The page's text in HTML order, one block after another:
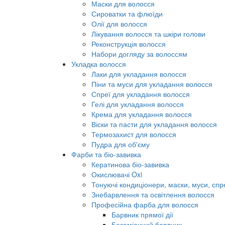
Маски для волосся
Сироватки та флюїди
Олії для волосся
Лікування волосся та шкіри голови
Реконструкція волосся
Набори догляду за волоссям
Укладка волосся
Лаки для укладання волосся
Піни та муси для укладання волосся
Спреї для укладання волосся
Гелі для укладання волосся
Крема для укладання волосся
Віски та пасти для укладання волосся
Термозахист для волосся
Пудра для об'єму
Фарби та біо-завивка
Кератинова біо-завивка
Окислювачі Oxi
Тонуючі кондиціонери, маски, муси,
Знебарвлення та освітлення волосся
Професійна фарба для волосся
Барвник прямої дії